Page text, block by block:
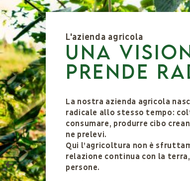
L'azienda agricola
Una
prende
La nostra azienda agricola
radicale allo stesso tempo:
consumare, produrre cibo
ne prelevi.
Qui l’agricoltura non è
relazione continua con la
persone.